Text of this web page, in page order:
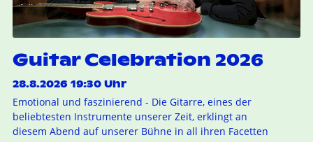
Guitar Celebration 2026
28.8.2026 19:30 Uhr
Emotional und faszinierend - Die Gitarre, eines der
beliebtesten Instrumente unserer Zeit, erklingt an
diesem Abend auf unserer Bühne in all ihren Facetten